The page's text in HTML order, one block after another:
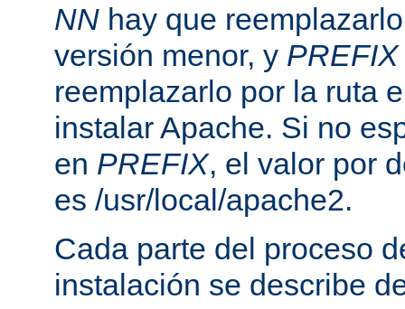
NN hay que
versión menor, y PREFIX
reemplazarlo por la ruta
instalar Apache. Si no
en PREFIX, el valor por
es /usr/local/apache2.
Cada parte del proceso
instalación se describe